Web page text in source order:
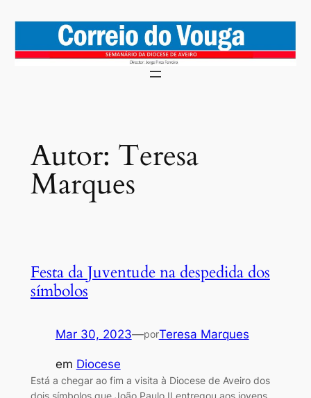
Autor: Teresa
Marques
Festa da Juventude na despedida dos
símbolos
Mar 30, 2023—porTeresa Marques
em Diocese
Está a chegar ao fim a visita à Diocese de Aveiro dos
dois símbolos que João Paulo II entregou aos jovens